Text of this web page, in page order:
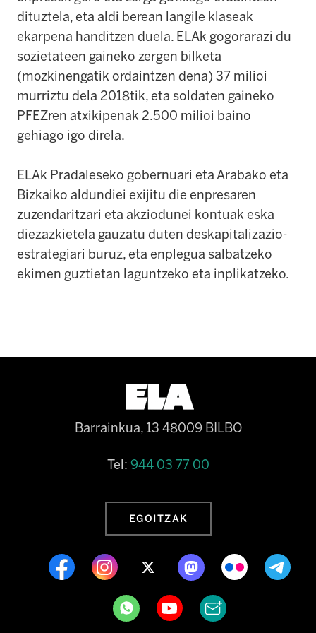
dituztela, eta aldi berean langile klaseak
ekarpena handitzen duela. ELAk gogorarazi du
sozietateen gaineko zergen bilketa
(mozkinengatik ordaintzen dena) 37 milioi
murriztu dela 2018tik, eta soldaten gaineko
PFEZren atxikipenak 2.500 milioi baino
gehiago igo direla.
ELAk Pradaleseko gobernuari eta Arabako eta
Bizkaiko aldundiei exijitu die enpresaren
zuzendaritzari eta akziodunei kontuak eska
diezazkietela gauzatu duten deskapitalizazio-
estrategiari buruz, eta enplegua salbatzeko
ekimen guztietan laguntzeko eta inplikatzeko.
Barrainkua, 13 48009 BILBO
Tel: 944 03 77 00
EGOITZAK